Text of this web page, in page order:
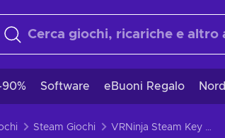
Software eBuoni Regalo
Steam Giochi VRNinja Steam Key GLOBAL